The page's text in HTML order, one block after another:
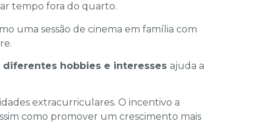
tempo fora do quarto.
uma sessão de cinema em família com
diferentes hobbies e interesses ajuda a
extracurriculares. O incentivo a
como promover um crescimento mais